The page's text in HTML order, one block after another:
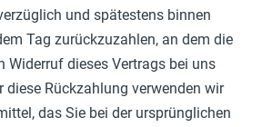
und spätestens binnen
Tag zurückzuzahlen, an dem die
Widerruf dieses Vertrags bei uns
diese Rückzahlung verwenden wir
das Sie bei der ursprünglichen